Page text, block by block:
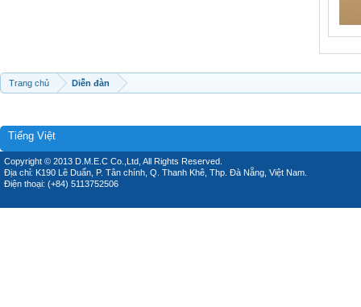
Trang chủ Diễn đàn
Tiếng Việt
Copyright © 2013 D.M.E.C Co.,Ltd, All Rights Reserved.
Địa chỉ: K190 Lê Duẩn, P. Tân chính, Q. Thanh Khê, Thp. Đà Nẵng, Việt Nam.
Điện thoại: (+84) 5113752506